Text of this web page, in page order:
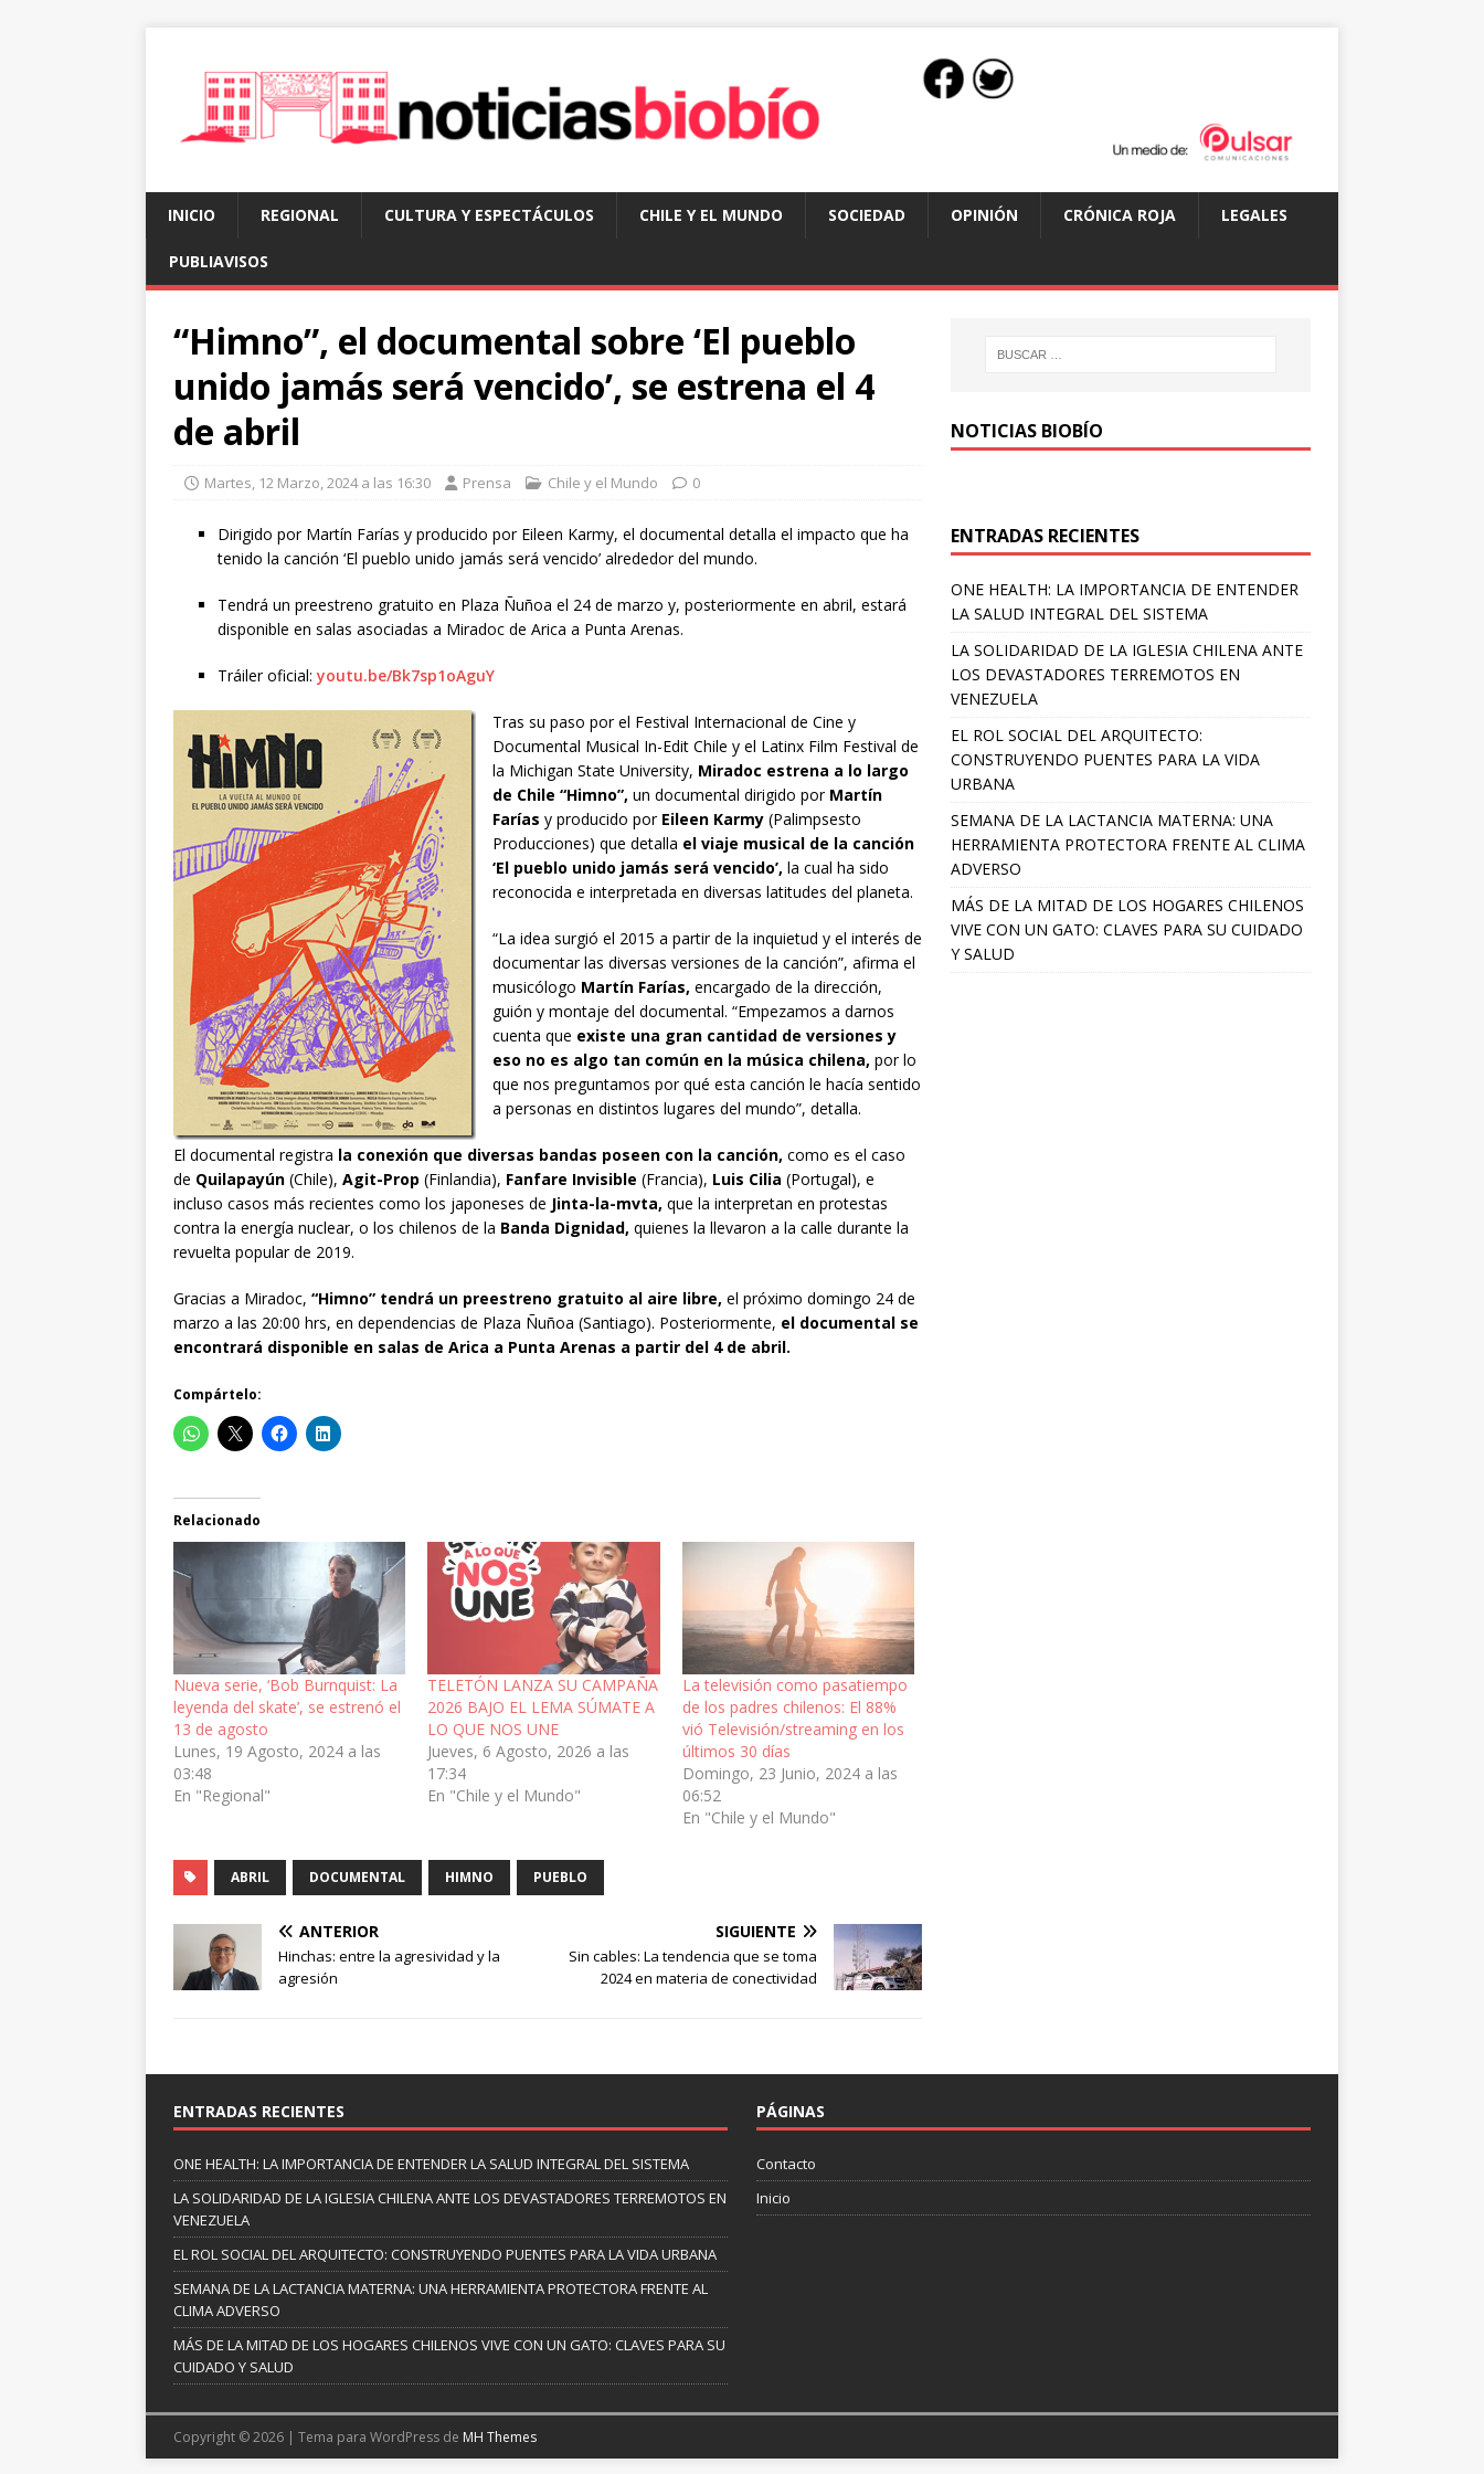
INICIO REGIONAL CULTURA Y ESPECTÁCULOS CHILE Y EL MUNDO SOCIEDAD OPINIÓN CRÓNICA ROJA LEGALES
PUBLIAVISOS
“Himno”, el documental sobre ‘El pueblo
unido jamás será vencido’, se estrena el 4
de abril
Martes, 12 Marzo, 2024 a las 16:30 Prensa Chile y el Mundo 0
Dirigido por Martín Farías y producido por Eileen Karmy, el documental detalla el impacto que ha
tenido la canción ‘El pueblo unido jamás será vencido’ alrededor del mundo.
Tendrá un preestreno gratuito en Plaza Ñuñoa el 24 de marzo y, posteriormente en abril, estará
disponible en salas asociadas a Miradoc de Arica a Punta Arenas.
Tráiler oficial: youtu.be/Bk7sp1oAguY
Tras su paso por el Festival Internacional de Cine y
Documental Musical In-Edit Chile y el Latinx Film Festival de
la Michigan State University, Miradoc estrena a lo largo
de Chile “Himno”, un documental dirigido por Martín
Farías y producido por Eileen Karmy (Palimpsesto
Producciones) que detalla el viaje musical de la canción
‘El pueblo unido jamás será vencido’, la cual ha sido
reconocida e interpretada en diversas latitudes del planeta.
“La idea surgió el 2015 a partir de la inquietud y el interés de
documentar las diversas versiones de la canción”, afirma el
musicólogo Martín Farías, encargado de la dirección,
guión y montaje del documental. “Empezamos a darnos
cuenta que existe una gran cantidad de versiones y
eso no es algo tan común en la música chilena, por lo
que nos preguntamos por qué esta canción le hacía sentido
a personas en distintos lugares del mundo”, detalla.
El documental registra la conexión que diversas bandas poseen con la canción, como es el caso
de Quilapayún (Chile), Agit-Prop (Finlandia), Fanfare Invisible (Francia), Luis Cilia (Portugal), e
incluso casos más recientes como los japoneses de Jinta-la-mvta, que la interpretan en protestas
contra la energía nuclear, o los chilenos de la Banda Dignidad, quienes la llevaron a la calle durante la
revuelta popular de 2019.
Gracias a Miradoc, “Himno” tendrá un preestreno gratuito al aire libre, el próximo domingo 24 de
marzo a las 20:00 hrs, en dependencias de Plaza Ñuñoa (Santiago). Posteriormente, el documental se
encontrará disponible en salas de Arica a Punta Arenas a partir del 4 de abril.
Compártelo:
Relacionado
Nueva serie, ‘Bob Burnquist: La
leyenda del skate’, se estrenó el
13 de agosto
Lunes, 19 Agosto, 2024 a las
03:48
En "Regional"
TELETÓN LANZA SU CAMPAÑA
2026 BAJO EL LEMA SÚMATE A
LO QUE NOS UNE
Jueves, 6 Agosto, 2026 a las
17:34
En "Chile y el Mundo"
La televisión como pasatiempo
de los padres chilenos: El 88%
vió Televisión/streaming en los
últimos 30 días
Domingo, 23 Junio, 2024 a las
06:52
En "Chile y el Mundo"
ABRIL DOCUMENTAL HIMNO PUEBLO
ANTERIOR
Hinchas: entre la agresividad y la
agresión
SIGUIENTE
Sin cables: La tendencia que se toma
2024 en materia de conectividad
NOTICIAS BIOBÍO
ENTRADAS RECIENTES
ONE HEALTH: LA IMPORTANCIA DE ENTENDER
LA SALUD INTEGRAL DEL SISTEMA
LA SOLIDARIDAD DE LA IGLESIA CHILENA ANTE
LOS DEVASTADORES TERREMOTOS EN
VENEZUELA
EL ROL SOCIAL DEL ARQUITECTO:
CONSTRUYENDO PUENTES PARA LA VIDA
URBANA
SEMANA DE LA LACTANCIA MATERNA: UNA
HERRAMIENTA PROTECTORA FRENTE AL CLIMA
ADVERSO
MÁS DE LA MITAD DE LOS HOGARES CHILENOS
VIVE CON UN GATO: CLAVES PARA SU CUIDADO
Y SALUD
ENTRADAS RECIENTES
ONE HEALTH: LA IMPORTANCIA DE ENTENDER LA SALUD INTEGRAL DEL SISTEMA
LA SOLIDARIDAD DE LA IGLESIA CHILENA ANTE LOS DEVASTADORES TERREMOTOS EN
VENEZUELA
EL ROL SOCIAL DEL ARQUITECTO: CONSTRUYENDO PUENTES PARA LA VIDA URBANA
SEMANA DE LA LACTANCIA MATERNA: UNA HERRAMIENTA PROTECTORA FRENTE AL
CLIMA ADVERSO
MÁS DE LA MITAD DE LOS HOGARES CHILENOS VIVE CON UN GATO: CLAVES PARA SU
CUIDADO Y SALUD
PÁGINAS
Contacto
Inicio
Copyright © 2026 | Tema para WordPress de MH Themes